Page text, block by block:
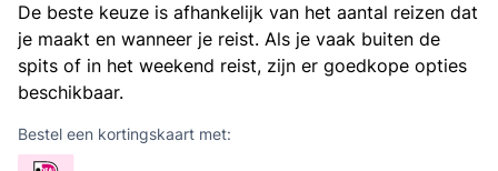
De beste keuze is afhankelijk van het aantal reizen dat
je maakt en wanneer je reist. Als je vaak buiten de
spits of in het weekend reist, zijn er goedkope opties
beschikbaar.
Bestel een kortingskaart met: